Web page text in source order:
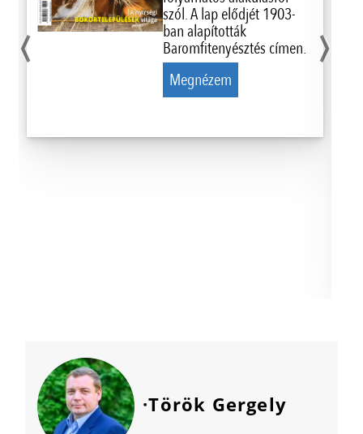
szól. A lap elődjét 1903-
ban alapították
Baromfitenyésztés címen.
Megnézem
‹ ›
·Török Gergely